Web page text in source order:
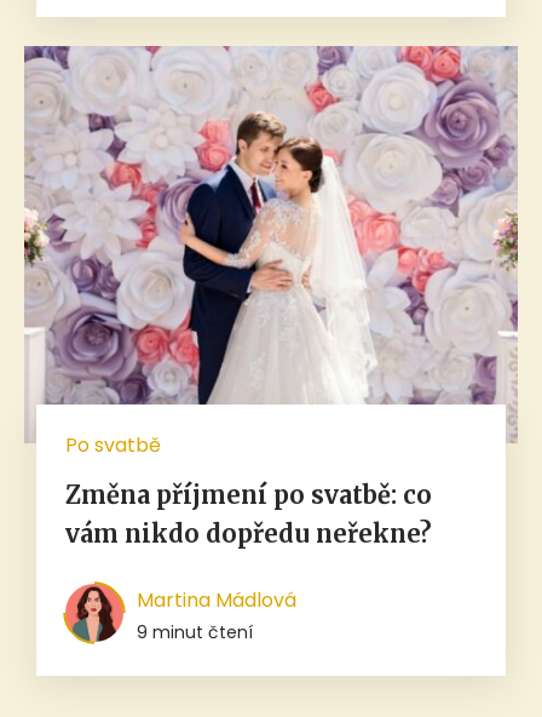
Po svatbě
Změna příjmení po svatbě: co
vám nikdo dopředu neřekne?
Martina Mádlová
9 minut čtení